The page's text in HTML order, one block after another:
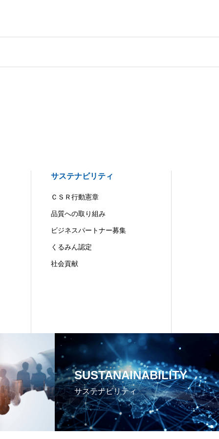
サステナビリティ
ＣＳＲ行動憲章
品質への取り組み
ビジネスパートナー募集
くるみん認定
社会貢献
SUSTANAINABILITY
サステナビリティ